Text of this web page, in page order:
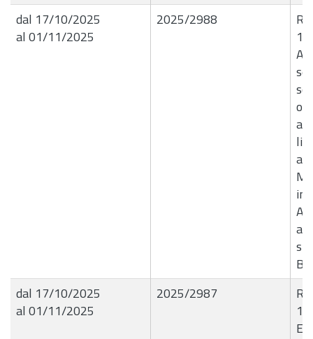
dal 17/10/2025
al 01/11/2025
2025/2988
al
a
dal 17/10/2025
al 01/11/2025
2025/2987